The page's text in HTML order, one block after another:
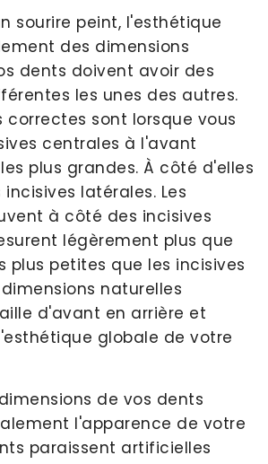
sourire peint, l'esthétique
des dimensions
dents doivent avoir des
les unes des autres.
correctes sont lorsque vous
centrales à l'avant
plus grandes. À côté d'elles
latérales. Les
à côté des incisives
légèrement plus que
plus petites que les incisives
naturelles
d'avant en arrière et
globale de votre
de vos dents
l'apparence de votre
paraissent artificielles